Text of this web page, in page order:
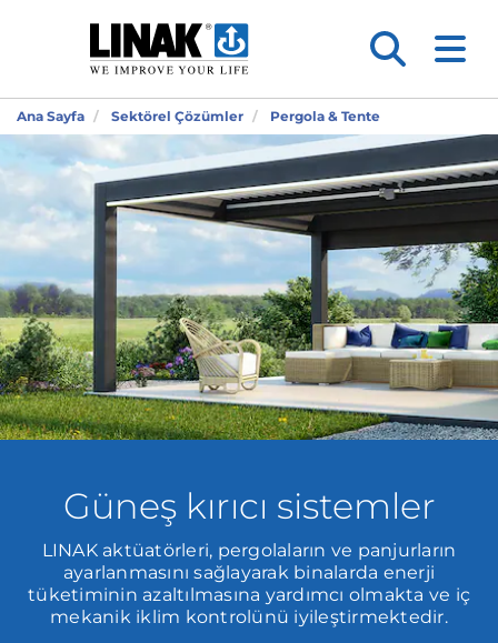
Ana Sayfa Sektörel Çözümler Pergola & Tente
Güneş kırıcı sistemler
LINAK aktüatörleri, pergolaların ve panjurların
ayarlanmasını sağlayarak binalarda enerji
tüketiminin azaltılmasına yardımcı olmakta ve iç
mekanik iklim kontrolünü iyileştirmektedir.